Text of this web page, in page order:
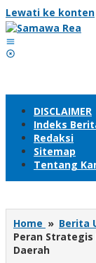
Lewati ke konten
DISCLAIMER
Indeks
Redaksi
Sitemap
Tentang
Home » Berita
Peran
Daerah